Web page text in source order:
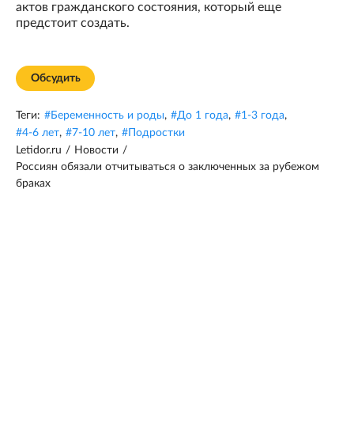
актов гражданского состояния, который еще
предстоит создать.
Обсудить
Теги: #Беременность и роды, #До 1 года, #1-3 года,
#4-6 лет, #7-10 лет, # Подростки
Letidor.ru / Новости /
Россиян обязали отчитываться о заключенных за рубежом
браках